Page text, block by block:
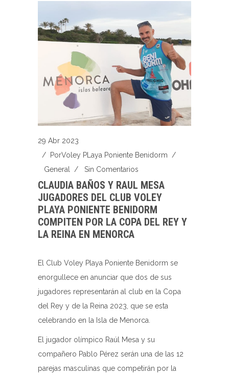
29 Abr 2023
/ PorVoley PLaya Poniente Benidorm /
General
/ Sin Comentarios
CLAUDIA BAÑOS Y RAUL MESA
JUGADORES DEL CLUB VOLEY
PLAYA PONIENTE BENIDORM
COMPITEN POR LA COPA DEL REY Y
LA REINA EN MENORCA
El Club Voley Playa Poniente Benidorm se
enorgullece en anunciar que dos de sus
jugadores representarán al club en la Copa
del Rey y de la Reina 2023, que se esta
celebrando en la Isla de Menorca.
El jugador olímpico Raúl Mesa y su
compañero Pablo Pérez serán una de las 12
parejas masculinas que competirán por la